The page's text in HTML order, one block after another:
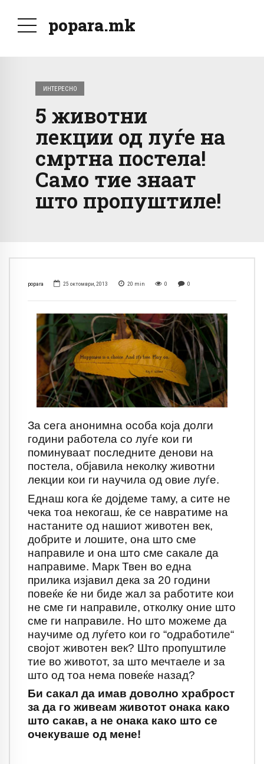
popara.mk
ИНТЕРЕСНО
5 животни
лекции од луѓе на
смртна постела!
Само тие знаат
што пропуштиле!
popara 25 октомври, 2013 20 min 0 0
За сега анонимна особа која долги
години работела со луѓе кои ги
поминуваат последните денови на
постела, објавила неколку животни
лекции кои ги научила од овие луѓе.
Еднаш кога ќе дојдеме таму, а сите не
чека тоа некогаш, ќе се навратиме на
настаните од нашиот животен век,
добрите и лошите, она што сме
направиле и она што сме сакале да
направиме. Марк Твен во една
прилика изјавил дека за 20 години
повеќе ќе ни биде жал за работите кои
не сме ги направиле, отколку оние што
сме ги направиле. Но што можеме да
научиме од луѓето кои го “одработиле“
својот животен век? Што пропуштиле
тие во животот, за што мечтаеле и за
што од тоа нема повеќе назад?
Би сакал да имав доволно храброст
за да го живеам животот онака како
што сакав, а не онака како што се
очекуваше од мене!